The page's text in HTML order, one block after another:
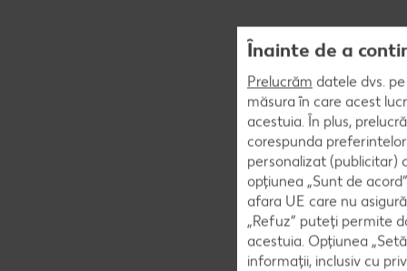
Înainte de a
Prelucrăm datele dvs.
măsura în care acest
acestuia. În plus,
corespunda
personalizat (publicitar)
opțiunea „Sunt de
afara UE care nu
„Refuz” puteți permite
acestuia. Opțiunea
informații, inclusiv cu